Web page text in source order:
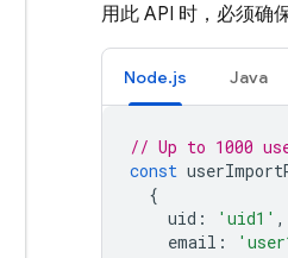
用此 API 时，必须确
Node.js Java
// Up to 1000
const
{
uid : 'uid1' ,
email :